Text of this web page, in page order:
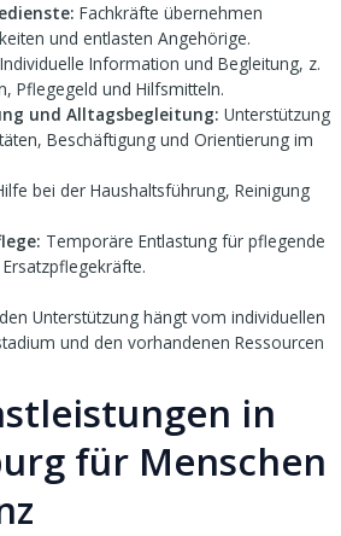
Fachkräfte übernehmen
und entlasten Angehörige.
Individuelle Information und Begleitung, z.
Pflegegeld und Hilfsmitteln.
und Alltagsbegleitung: Unterstützung
Beschäftigung und Orientierung im
bei der Haushaltsführung, Reinigung
Temporäre Entlastung für pflegende
Unterstützung hängt vom individuellen
und den vorhandenen Ressourcen
in
für Menschen